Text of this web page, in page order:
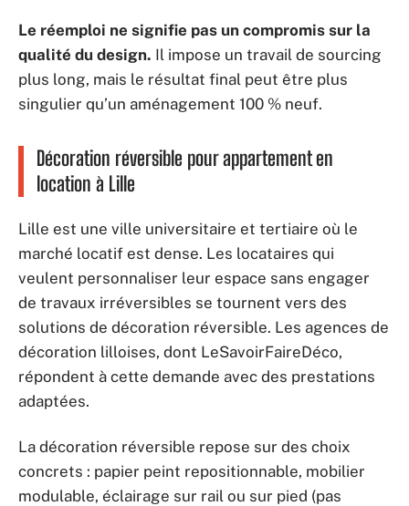
Le réemploi ne signifie pas un compromis sur la
qualité du design. Il impose un travail de sourcing
plus long, mais le résultat final peut être plus
singulier qu’un aménagement 100 % neuf.
Décoration réversible pour appartement en
location à Lille
Lille est une ville universitaire et tertiaire où le
marché locatif est dense. Les locataires qui
veulent personnaliser leur espace sans engager
de travaux irréversibles se tournent vers des
solutions de décoration réversible. Les agences de
décoration lilloises, dont LeSavoirFaireDéco,
répondent à cette demande avec des prestations
adaptées.
La décoration réversible repose sur des choix
concrets : papier peint repositionnable, mobilier
modulable, éclairage sur rail ou sur pied (pas